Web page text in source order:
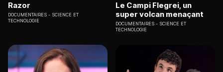
Razor
DOCUMENTAIRES
SCIENCE ET
TECHNOLOGIE
Le Campi Flegrei, un
super volcan menaçant
DOCUMENTAIRES
SCIENCE ET
TECHNOLOGIE